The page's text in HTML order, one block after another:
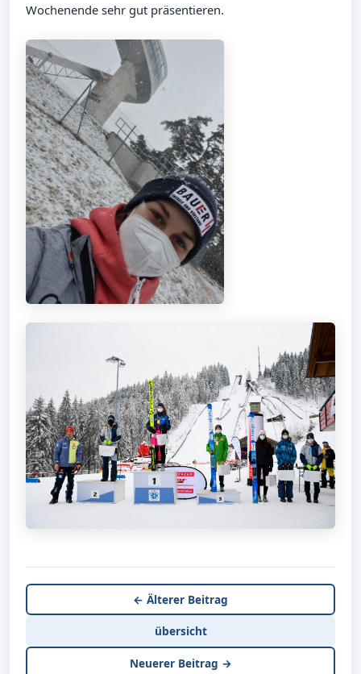
Wochenende sehr gut präsentieren.
← Älterer Beitrag
übersicht
Neuerer Beitrag →